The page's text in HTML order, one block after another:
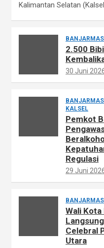
Kalimantan Selatan
2.500
30 Juni
KALSEL
Pemkot
Regulasi
29 Juni
Wali
Celebral
Utara